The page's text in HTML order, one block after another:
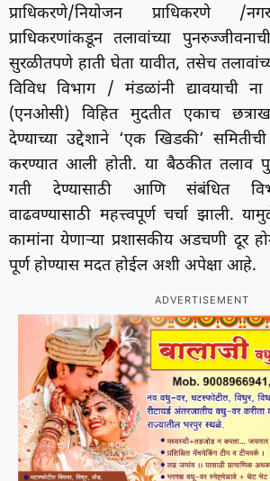
प्राधिकरणे/नियोजन प्राधिकरणे /
प्राधिकरणांकडून तलावांच्या
सुरळीतपणे हाती घेता यावीत, तसेच
विविध विभाग / मंडळांनी द्यावयाची
(एनओसी) विहित मुदतीत एकाच
देण्याच्या उद्देशाने ‘एक खिडकी’
करण्यात आली होती. या बैठकीत तलाव
गती देण्यासाठी आणि संबंधित
वाढवण्यासाठी महत्त्वपूर्ण चर्चा झाली.
कामांना येणाऱ्या प्रशासकीय अडचणी दूर
पूर्ण होण्यास मदत होईल अशी अपेक्षा आहे.
ADVERTISEMENT